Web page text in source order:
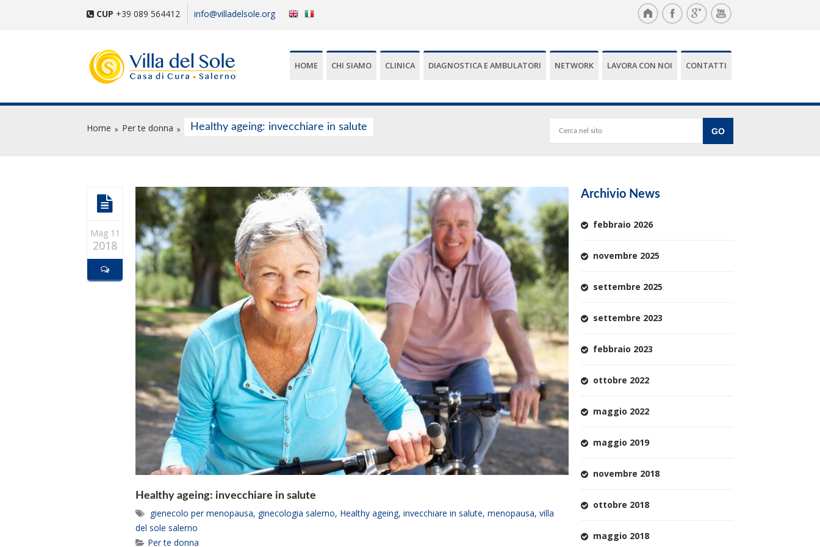
CUP +39 089 564412 info@villadelsole.org
HOME CHI SIAMO CLINICA DIAGNOSTICA E AMBULATORI NETWORK LAVORA CON NOI CONTATTI
Home Per te donna Healthy ageing: invecchiare in salute
Mag 11
2018
Healthy ageing: invecchiare in salute
gienecolo per menopausa, ginecologia salerno, Healthy ageing, invecchiare in salute, menopausa, villa
del sole salerno
Per te donna
Archivio News
febbraio 2026
novembre 2025
settembre 2025
settembre 2023
febbraio 2023
ottobre 2022
maggio 2022
maggio 2019
novembre 2018
ottobre 2018
maggio 2018